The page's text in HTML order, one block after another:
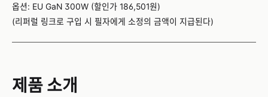
옵션: EU GaN 300W (할인가 186,501원)
(리퍼럴 링크로 구입 시 필자에게 소정의 금액이 지급된다)
제품 소개